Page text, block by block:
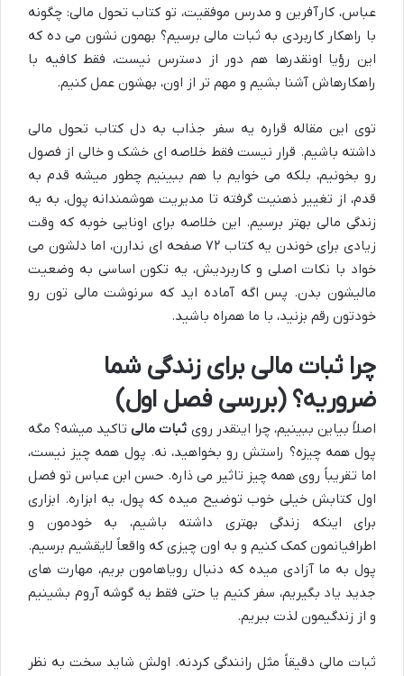
عباس، کارآفرین و مدرس موفقیت، تو کتاب تحول مالی: چگونه
با راهکار کاربردی به ثبات مالی برسیم؟ بهمون نشون می ده که
این رؤیا اونقدرها هم دور از دسترس نیست، فقط کافیه با
راهکارهاش آشنا بشیم و مهم تر از اون، بهشون عمل کنیم.
توی این مقاله قراره یه سفر جذاب به دل کتاب تحول مالی
داشته باشیم. قرار نیست فقط خلاصه ای خشک و خالی از فصول
رو بخونیم، بلکه می خوایم با هم ببینیم چطور میشه قدم به
قدم، از تغییر ذهنیت گرفته تا مدیریت هوشمندانه پول، به یه
زندگی مالی بهتر برسیم. این خلاصه برای اونایی خوبه که وقت
زیادی برای خوندن یه کتاب ۷۲ صفحه ای ندارن، اما دلشون می
خواد با نکات اصلی و کاربردیش، یه تکون اساسی به وضعیت
مالیشون بدن. پس اگه آماده اید که سرنوشت مالی تون رو
خودتون رقم بزنید، با ما همراه باشید.
چرا ثبات مالی برای زندگی شما
ضروریه؟ (بررسی فصل اول)
اصلاً بیاین ببینیم، چرا اینقدر روی ثبات مالیتاکید میشه؟ مگه
پول همه چیزه؟ راستش رو بخواهید، نه. پول همه چیز نیست،
اما تقریباً روی همه چیز تاثیر می ذاره. حسن ابن عباس تو فصل
اول کتابش خیلی خوب توضیح میده که پول، یه ابزاره. ابزاری
برای اینکه زندگی بهتری داشته باشیم، به خودمون و
اطرافیانمون کمک کنیم و به اون چیزی که واقعاً لایقشیم برسیم.
پول به ما آزادی میده که دنبال رویاهامون بریم، مهارت های
جدید یاد بگیریم، سفر کنیم یا حتی فقط یه گوشه آروم بشینیم
و از زندگیمون لذت ببریم.
ثبات مالی دقیقاً مثل رانندگی کردنه. اولش شاید سخت به نظر